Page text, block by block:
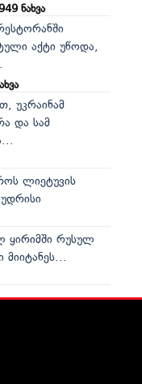
ნახვა
აქტი უწოდა,
უკრაინამ
და სამ
ლიეტუვის
ყირიმში რუსულ
მიიტანეს...